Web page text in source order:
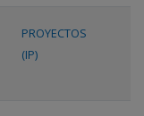
PROYECTOS
(IP)